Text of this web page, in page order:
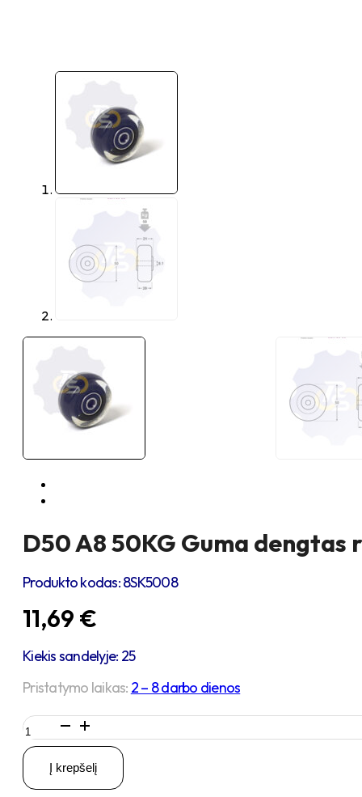
D50 A8 50KG Guma dengtas
Produkto kodas:8SK5008
11,69 €
Kiekis sandelyje: 25
Pristatymo laikas: 2 – 8 darbo dienos
produkto
kiekis:
D50
50KG
Į krepšelį